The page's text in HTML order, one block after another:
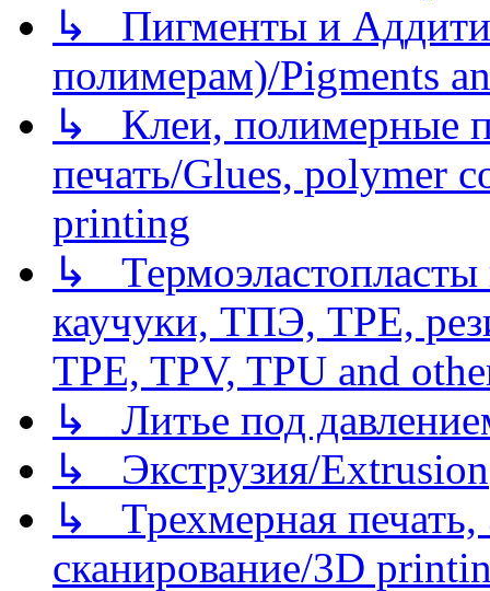
↳ Пигменты и
полимерам)/Pigments
↳ Клеи, полимерные
печать/Glues, polymer
printing
↳
каучуки, ТПЭ, TPE,
TPE, TPV, TPU and
↳ Литье под
↳ Экструзия/Extrusion
↳ Трехмерная
сканирование/3D